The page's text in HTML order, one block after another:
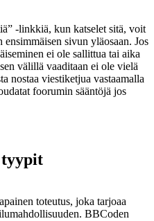
-linkkiä, kun katselet sitä, voit
ensimmäisen sivun yläosaan. Jos
ei ole sallittua tai aika
välillä vaaditaan ei ole vielä
nostaa viestiketjua vastaamalla
foorumin sääntöjä jos
toteutus, joka tarjoaa
BBCoden